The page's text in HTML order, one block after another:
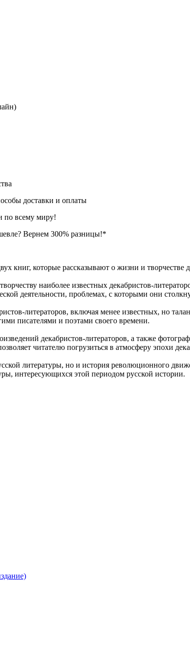
доставки и оплаты
по всему миру!
Вернем 300% разницы!*
книг, которые рассказывают о жизни и творчестве
наиболее известных декабристов-
деятельности, проблемах, с которыми они
литераторов, включая менее известных, но
писателями и поэтами своего времени.
декабристов-литераторов, а также
читателю погрузиться в атмосферу эпохи
литературы, но и история революционного
интересующихся этой периодом русской истории.